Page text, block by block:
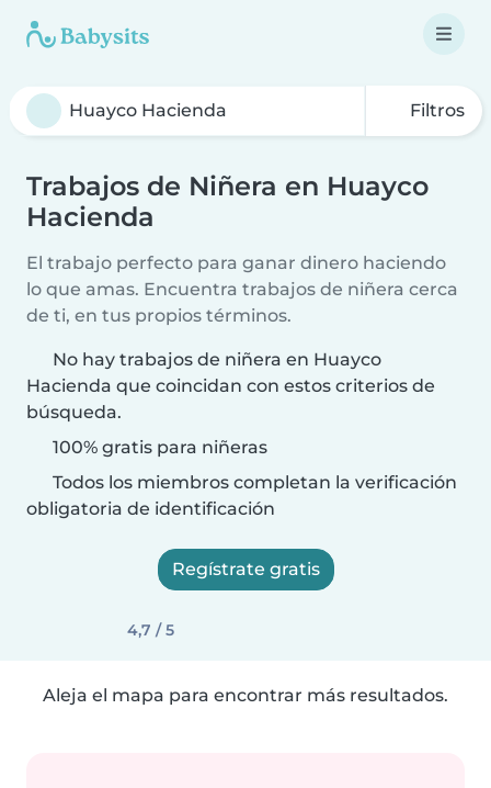
Filtros
Trabajos de Niñera en Huayco
Hacienda
El trabajo perfecto para ganar dinero haciendo
lo que amas. Encuentra trabajos de niñera cerca
de ti, en tus propios términos.
No hay trabajos de niñera en Huayco
Hacienda que coincidan con estos criterios de
búsqueda.
100% gratis para niñeras
Todos los miembros completan la verificación
obligatoria de identificación
Regístrate gratis
4,7 / 5
Aleja el mapa para encontrar más resultados.